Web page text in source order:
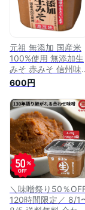
元祖 無添加 国産米
100%使用 無添加生
みそ 赤みそ 信州味
噌 750g 老舗 丸萬
伝統の味 みそ 味噌
汁 味噌漬け グルテ
ンフリー 健康食 発
酵 腸活 ベジタリア
ン 非加熱 熟成発酵
安心 糀 麹 保存料不
使用 自然塩 中辛 甘
み 芳醇 腸内環境 改
善
600円
＼味噌祭り50％
120時間限定／ 8/1